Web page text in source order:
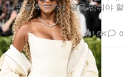
불안을 투영하는 일을 멈춰야 할
1.5K 0